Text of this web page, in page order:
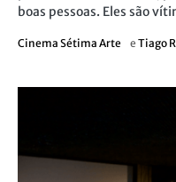
boas pessoas. Eles são
Cinema Sétima Arte e Tiago